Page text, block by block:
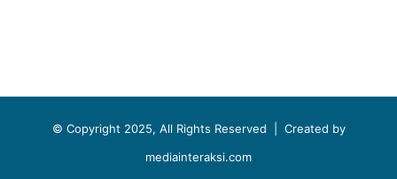
© Copyright 2025, All Rights Reserved | Created by
mediainteraksi.com